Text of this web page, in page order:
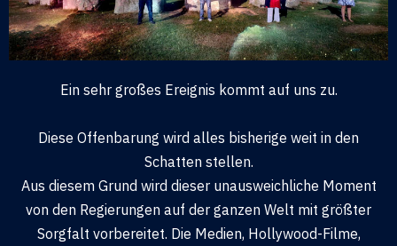
Ein sehr großes Ereignis kommt auf uns zu.
Diese Offenbarung wird alles bisherige weit in den
Schatten stellen.
Aus diesem Grund wird dieser unausweichliche Moment
von den Regierungen auf der ganzen Welt mit größter
Sorgfalt vorbereitet. Die Medien, Hollywood-Filme,